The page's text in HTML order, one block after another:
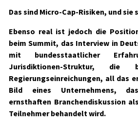
Das sind Micro-Cap-Risiken, und sie
Ebenso real ist jedoch die
beim Summit, das Interview in
mit bundesstaatlicher
Jurisdiktionen-Struktur, die
Regierungseinreichungen, all das
Bild eines Unternehmens,
ernsthaften Branchendiskussion
Teilnehmer behandelt wird.